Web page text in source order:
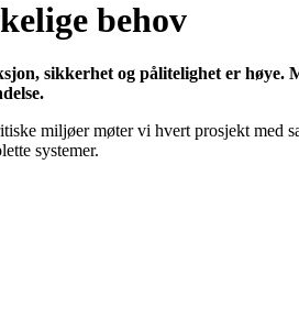
behov
sikkerhet og pålitelighet er
miljøer møter vi hvert prosjekt med
systemer.